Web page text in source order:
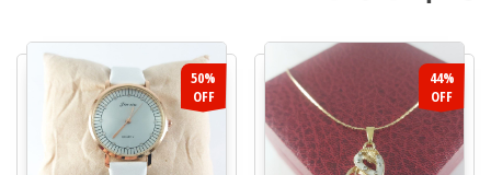
44%
OFF
50%
OFF